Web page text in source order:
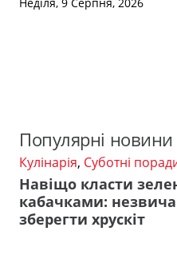
Популярні новини
Кулінарія, Суботні
Навіщо класти
кабачками:
зберегти хрускіт